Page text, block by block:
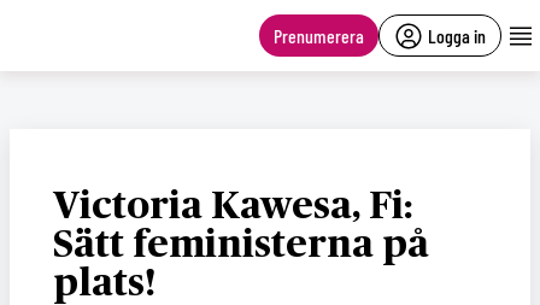
Prenumerera Logga in
Victoria Kawesa, Fi:
Sätt feministerna på
plats!